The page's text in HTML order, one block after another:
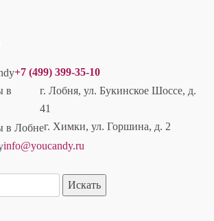
+7 (499) 399-35-10
г. Лобня, ул. Букинское Шоссе, д.
41
г. Химки, ул. Горшина, д. 2
info@youcandy.ru